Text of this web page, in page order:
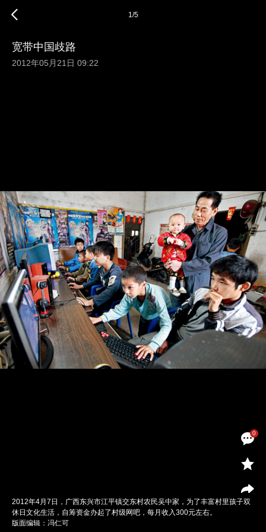
0
1/5
宽带中国歧路
2012年05月21日 09:22
2012年4月7日，广西东兴市江平镇交东村农民吴中家，为了丰富村里孩子双
休日文化生活，自筹资金办起了村级网吧，每月收入300元左右。
版面编辑：冯仁可